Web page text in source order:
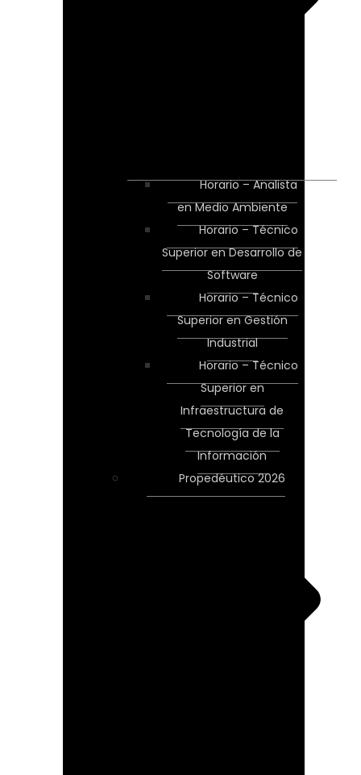
Horario – Analista
en Medio Ambiente
Horario – Técnico
Superior en Desarrollo de
Software
Horario – Técnico
Superior en Gestión
Industrial
Horario – Técnico
Superior en
Infraestructura de
Tecnología de la
Información
Propedéutico 2026